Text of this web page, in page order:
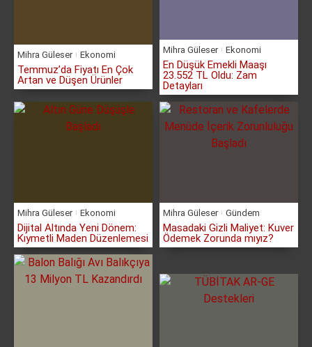
Mihra Güleser Ekonomi
Temmuz’da Fiyatı En Çok
Artan ve Düşen Ürünler
Mihra Güleser Ekonomi
En Düşük Emekli Maaşı
23.552 TL Oldu: Zam
Detayları
Mihra Güleser Ekonomi
Dijital Altında Yeni Dönem:
Kıymetli Maden Düzenlemesi
Mihra Güleser Gündem
Masadaki Gizli Maliyet: Kuver
Ödemek Zorunda mıyız?